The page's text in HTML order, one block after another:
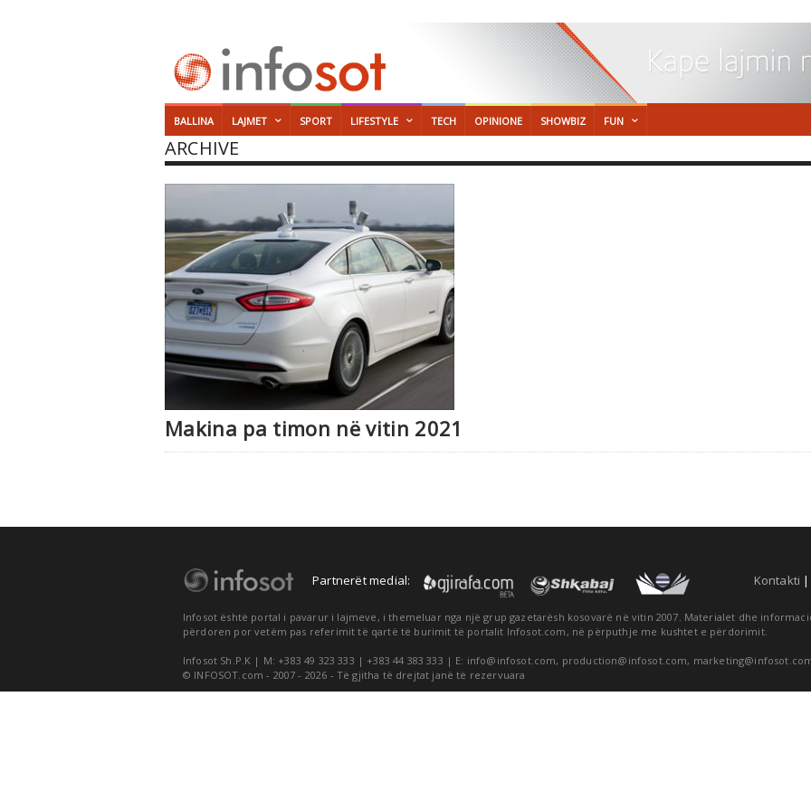
BALLINA LAJMET SPORT LIFESTYLE TECH OPINIONE SHOWBIZ FUN
ARCHIVE
Makina pa timon në vitin 2021
Partnerët medial: Kontakti
Infosot është portal i pavarur i lajmeve, i themeluar nga një grup gazetarësh kosovarë në vitin 2007. Materialet dhe
përdoren por vetëm pas referimit të qartë të burimit të portalit Infosot.com, në përputhje me kushtet e përdorimit.
Infosot Sh.P.K | M: +383 49 323 333 | +383 44 383 333 | E: info@infosot.com, production@infosot.com,
© INFOSOT.com - 2007 - 2026 - Të gjitha të drejtat janë të rezervuara